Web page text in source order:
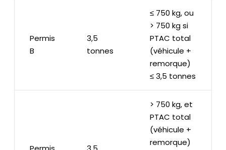
Permis
B
3,5
tonnes
≤ 750 kg, ou
> 750 kg si
PTAC total
(véhicule +
remorque)
≤ 3,5 tonnes
> 750 kg, et
PTAC total
(véhicule +
remorque)